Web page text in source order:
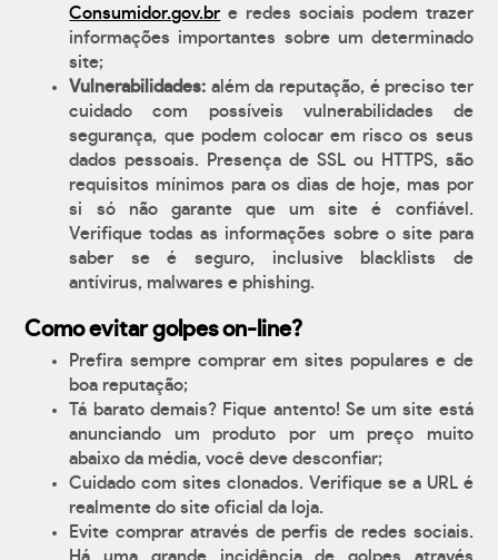
Consumidor.gov.br e redes sociais podem trazer
informações importantes sobre um determinado
site;
Vulnerabilidades: além da reputação, é preciso ter
cuidado com possíveis vulnerabilidades de
segurança, que podem colocar em risco os seus
dados pessoais. Presença de SSL ou HTTPS, são
requisitos mínimos para os dias de hoje, mas por
si só não garante que um site é confiável.
Verifique todas as informações sobre o site para
saber se é seguro, inclusive blacklists de
antívirus, malwares e phishing.
Como evitar golpes on-line?
Prefira sempre comprar em sites populares e de
boa reputação;
Tá barato demais? Fique antento! Se um site está
anunciando um produto por um preço muito
abaixo da média, você deve desconfiar;
Cuidado com sites clonados. Verifique se a URL é
realmente do site oficial da loja.
Evite comprar através de perfis de redes sociais.